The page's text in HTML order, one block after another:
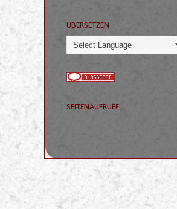
ÜBERSETZEN
SEITENAUFRUFE